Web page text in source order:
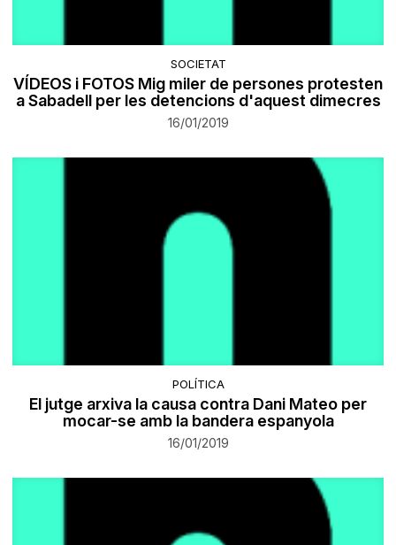
SOCIETAT
VÍDEOS i FOTOS Mig miler de persones protesten
a Sabadell per les detencions d'aquest dimecres
16/01/2019
POLÍTICA
El jutge arxiva la causa contra Dani Mateo per
mocar-se amb la bandera espanyola
16/01/2019